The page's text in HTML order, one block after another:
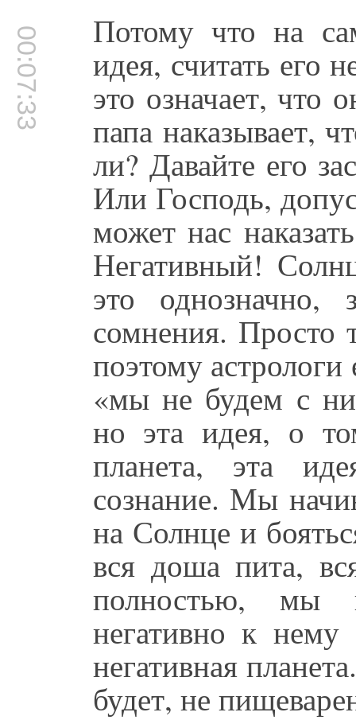
00:07:33 Потому что на
идея, считать его
это означает, что
папа наказывает,
ли? Давайте его
Или Господь,
может нас
Негативный!
это однозначно,
сомнения. Просто
поэтому
«мы не будем с
но эта идея, о
планета, эта
сознание. Мы
на Солнце и
вся доша пита,
полностью,
негативно к нему
негативная
будет, не